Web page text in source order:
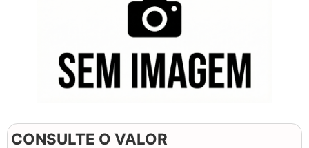
CONSULTE O VALOR